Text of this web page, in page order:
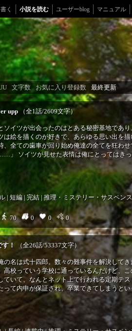
く 小説を読む ユーザーblog マニュアル
文字数 お気に入り登録数 最終更新
upp （全1話/2609文字）
ソイツが出会ったのはとある秘密基地であ
は絵を描くのが好きで、あらゆる思い出を
、全ての歯車が回り始め俺達の全てを狂わ
」 ソイツが見せた表情は俺にとってはき
| 短編 | 完結 |推理・ミステリー・サスペンス
70 0 0 0
す！ （全26話/53337文字）
の名は式十四郎。数々の難事件を解決して
高校っていう学校に通っているんだけど、
ていて、なんとネット上で行われる定期テ
って内申が保証され、卒業できてしまうと